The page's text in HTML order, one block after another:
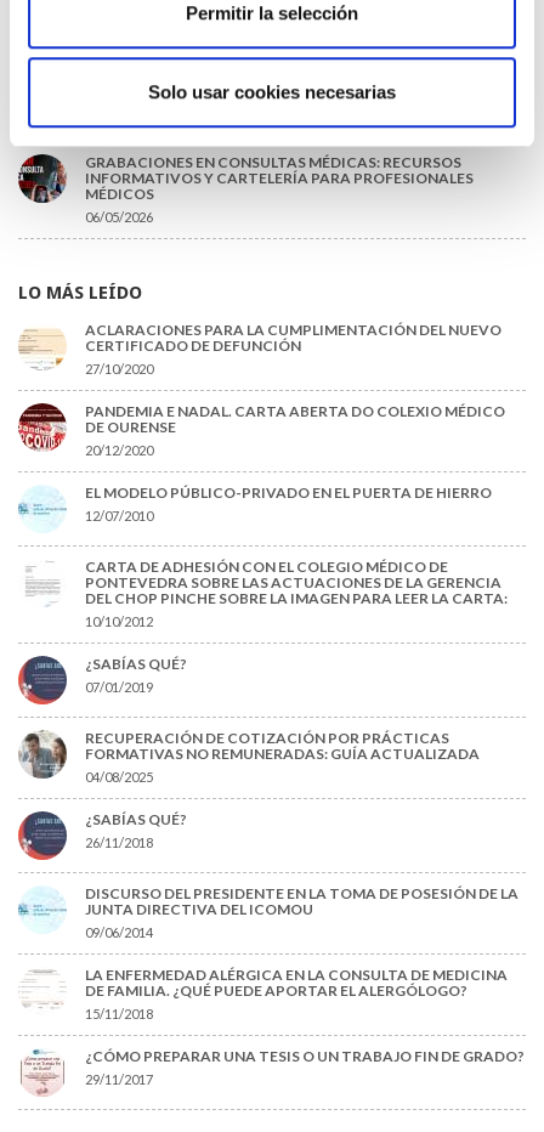
Permitir la selección
Solo usar cookies necesarias
DISPONIBLE LA GRABACIÓN DE LA JORNADA «SALUD,
GRABACIONES EN CONSULTAS MÉDICAS: RECURSOS
INFORMATIVOS Y CARTELERÍA PARA PROFESIONALES
MÉDICOS
06/05/2026
LO MÁS LEÍDO
ACLARACIONES PARA LA CUMPLIMENTACIÓN DEL NUEVO
CERTIFICADO DE DEFUNCIÓN
27/10/2020
PANDEMIA E NADAL. CARTA ABERTA DO COLEXIO MÉDICO
DE OURENSE
20/12/2020
EL MODELO PÚBLICO-PRIVADO EN EL PUERTA DE HIERRO
12/07/2010
CARTA DE ADHESIÓN CON EL COLEGIO MÉDICO DE
PONTEVEDRA SOBRE LAS ACTUACIONES DE LA GERENCIA
DEL CHOP PINCHE SOBRE LA IMAGEN PARA LEER LA CARTA:
10/10/2012
¿SABÍAS QUÉ?
07/01/2019
RECUPERACIÓN DE COTIZACIÓN POR PRÁCTICAS
FORMATIVAS NO REMUNERADAS: GUÍA ACTUALIZADA
04/08/2025
¿SABÍAS QUÉ?
26/11/2018
DISCURSO DEL PRESIDENTE EN LA TOMA DE POSESIÓN DE LA
JUNTA DIRECTIVA DEL ICOMOU
09/06/2014
LA ENFERMEDAD ALÉRGICA EN LA CONSULTA DE MEDICINA
DE FAMILIA. ¿QUÉ PUEDE APORTAR EL ALERGÓLOGO?
15/11/2018
¿CÓMO PREPARAR UNA TESIS O UN TRABAJO FIN DE GRADO?
29/11/2017